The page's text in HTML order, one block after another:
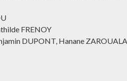
FRENOY
DUPONT, Hanane ZAROUALA